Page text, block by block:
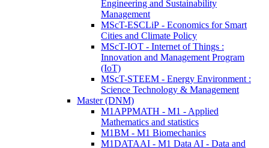
Engineering and Sustainability
Management
MScT-ESCLiP - Economics for Smart
Cities and Climate Policy
MScT-IOT - Internet of Things :
Innovation and Management Program
(IoT)
MScT-STEEM - Energy Environment :
Science Technology & Management
Master (DNM)
M1APPMATH - M1 - Applied
Mathematics and statistics
M1BM - M1 Biomechanics
M1DATAAI - M1 Data AI - Data and